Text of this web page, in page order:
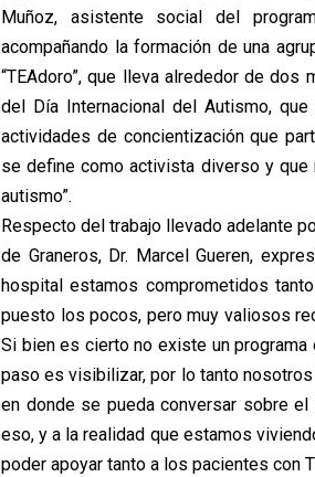
Muñoz, asistente social del
acompañando la formación de una
“TEAdoro”, que lleva alrededor de
del Día Internacional del Autismo,
actividades de concientización que
se define como activista diverso y que
autismo”.
Respecto del trabajo llevado adelante
de Graneros, Dr. Marcel Gueren,
hospital estamos comprometidos
puesto los pocos, pero muy valiosos
Si bien es cierto no existe un
paso es visibilizar, por lo tanto
en donde se pueda conversar sobre
eso, y a la realidad que estamos
poder apoyar tanto a los pacientes con